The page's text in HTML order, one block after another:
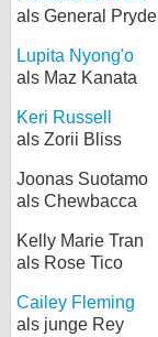
als General Pryde
Lupita Nyong'o
als Maz Kanata
Keri Russell
als Zorii Bliss
Joonas Suotamo
als Chewbacca
Kelly Marie Tran
als Rose Tico
Cailey Fleming
als junge Rey